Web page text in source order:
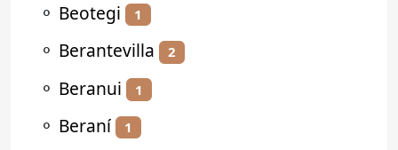
⚬ Beotegi 1
⚬ Berantevilla 2
⚬ Beranui 1
⚬ Beraní 1